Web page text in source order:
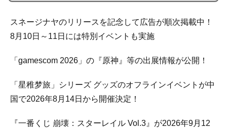
スネージナヤのリリースを記念して広告が順次掲載中！
8月10日～11日には特別イベントも実施
「gamescom 2026」の『原神』等の出展情報が公開！
「星稚梦旅」シリーズ グッズのオフラインイベントが中
国で2026年8月14日から開催決定！
『一番くじ 崩壊：スターレイル Vol.3』が2026年9月12